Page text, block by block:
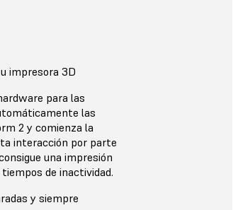
impresora 3D
para las
las
2 y comienza la
interacción por parte
una impresión
de inactividad.
y siempre